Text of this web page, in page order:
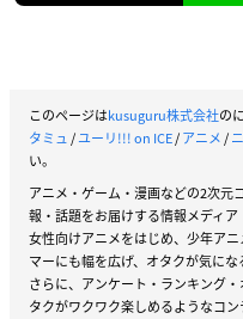
このページはkusuguru株式会社の
タミュ/ユーリ!!! on ICE/アニメ/
い。
アニメ・ゲーム・漫画などの2次元
報・話題をお届けする情報メディア
女性向けアニメをはじめ、少年ア
マーにも幅を広げ、オタクが気にな
さらに、アンケート・ランキング
タクがワクワク楽しめるようなコン